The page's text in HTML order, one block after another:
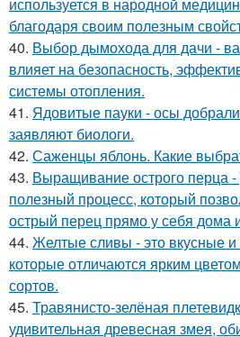
используется в народной
благодаря своим полезным
40. Выбор дымохода для дачи -
влияет на безопасность,
системы отопления.
41. Ядовитые пауки - осы
заявляют биологи.
42. Саженцы яблонь. Какие
43. Выращивание острого перца -
полезный процесс, который
острый перец прямо у себя дома
44. Желтые сливы - это вкусные
которые отличаются ярким
сортов.
45. Травянисто-зелёная
удивительная древесная змея,